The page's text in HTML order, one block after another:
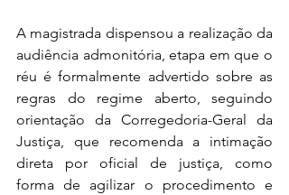
A magistrada dispensou a realização da
audiência admonitória, etapa em que o
réu é formalmente advertido sobre as
regras do regime aberto, seguindo
orientação da Corregedoria-Geral da
Justiça, que recomenda a intimação
direta por oficial de justiça, como
forma de agilizar o procedimento e